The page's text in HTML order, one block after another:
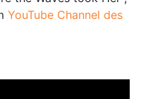
YouTube Channel des